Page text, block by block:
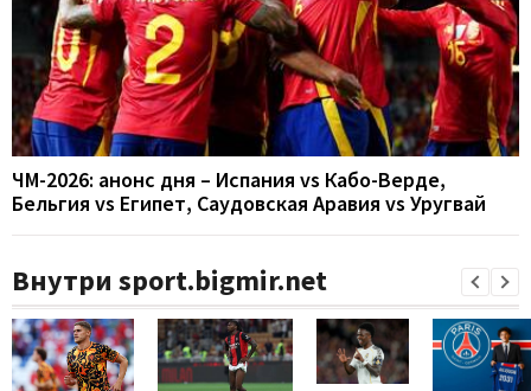
ЧМ-2026: анонс дня – Испания vs Кабо-Верде,
Бельгия vs Египет, Саудовская Аравия vs Уругвай
Внутри sport.bigmir.net